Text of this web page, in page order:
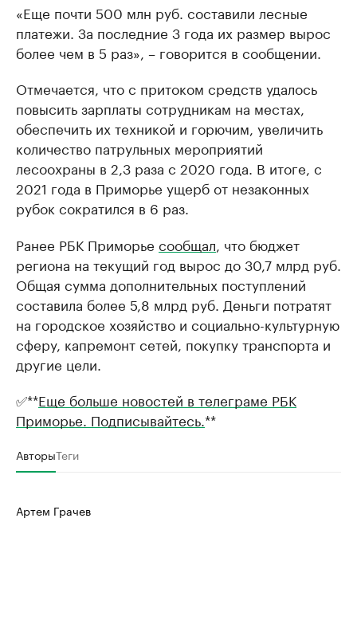
«Еще почти 500 млн руб. составили лесные
платежи. За последние 3 года их размер вырос
более чем в 5 раз», – говорится в сообщении.
Отмечается, что с притоком средств удалось
повысить зарплаты сотрудникам на местах,
обеспечить их техникой и горючим, увеличить
количество патрульных мероприятий
лесоохраны в 2,3 раза с 2020 года. В итоге, с
2021 года в Приморье ущерб от незаконных
рубок сократился в 6 раз.
Ранее РБК Приморье сообщал , что бюджет
региона на текущий год вырос до 30,7 млрд руб.
Общая сумма дополнительных поступлений
составила более 5,8 млрд руб. Деньги потратят
на городское хозяйство и социально-культурную
сферу, капремонт сетей, покупку транспорта и
другие цели.
✅**Еще больше новостей в телеграме РБК
Приморье. Подписывайтесь. **
АвторыТеги
Артем Грачев